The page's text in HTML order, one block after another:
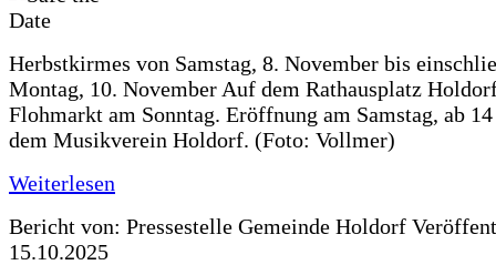
Herbstkirmes von Samstag, 8. November bis
Montag, 10. November Auf dem Rathausplatz
Flohmarkt am Sonntag. Eröffnung am Samstag, ab
dem Musikverein Holdorf. (Foto: Vollmer)
Weiterlesen
Bericht von: Pressestelle Gemeinde Holdorf
15.10.2025